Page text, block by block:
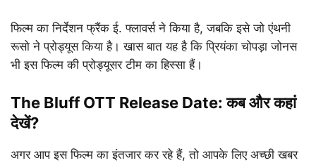
फिल्म का निर्देशन फ्रैंक ई. फ्लावर्स ने किया है, जबकि इसे जो एंथनी
रूसो ने प्रोड्यूस किया है। खास बात यह है कि प्रियंका चोपड़ा जोनस
भी इस फिल्म की प्रोड्यूसर टीम का हिस्सा हैं।
The Bluff OTT Release Date: कब और कहां
देखें?
अगर आप इस फिल्म का इंतजार कर रहे हैं, तो आपके लिए अच्छी खबर